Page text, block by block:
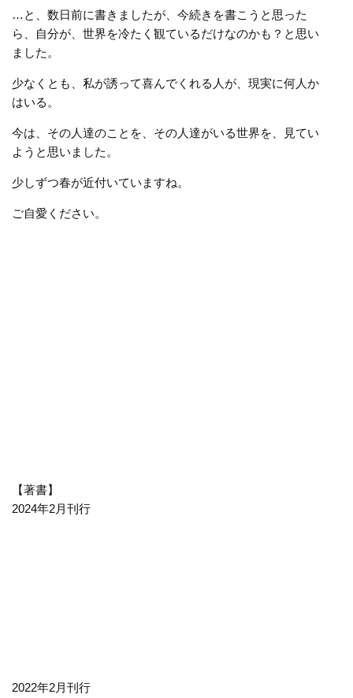
…と、数日前に書きましたが、今続きを書こうと思った
ら、自分が、世界を冷たく観ているだけなのかも？と思い
ました。
少なくとも、私が誘って喜んでくれる人が、現実に何人か
はいる。
今は、その人達のことを、その人達がいる世界を、見てい
ようと思いました。
少しずつ春が近付いていますね。
ご自愛ください。
【著書】
2024年2月刊行
2022年2月刊行